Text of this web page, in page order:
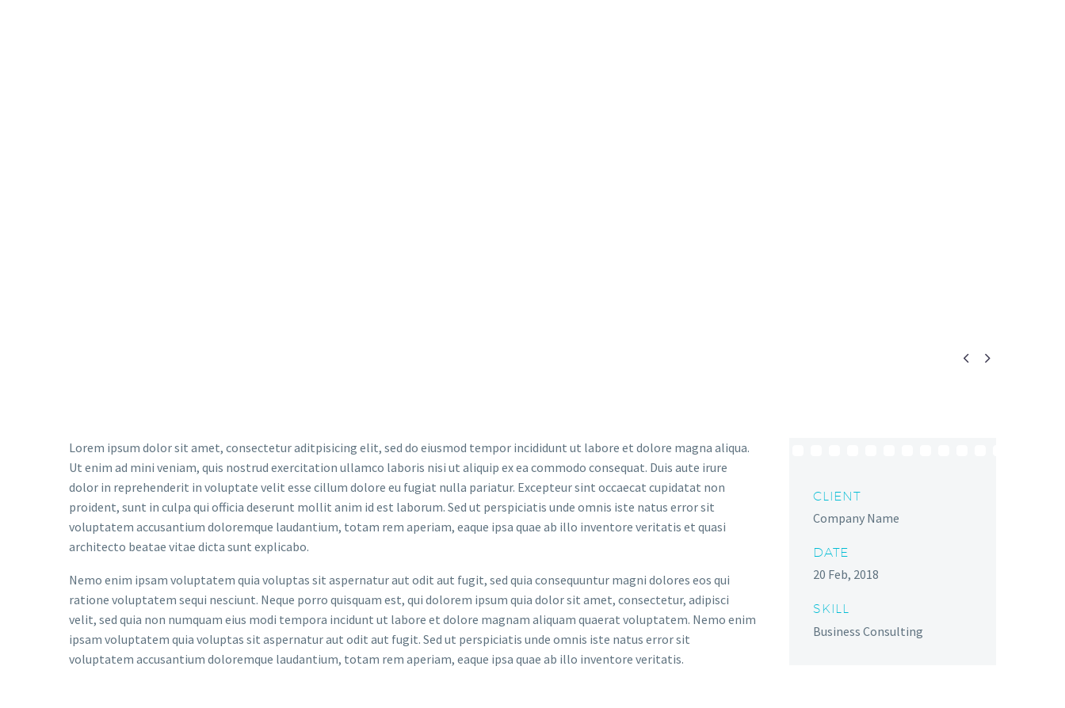
 
Lorem ipsum dolor sit amet, consectetur aditpisicing elit, sed do eiusmod tempor incididunt ut labore et dolore magna aliqua.
Ut enim ad mini veniam, quis nostrud exercitation ullamco laboris nisi ut aliquip ex ea commodo consequat. Duis aute irure
dolor in reprehenderit in voluptate velit esse cillum dolore eu fugiat nulla pariatur. Excepteur sint occaecat cupidatat non
proident, sunt in culpa qui officia deserunt mollit anim id est laborum. Sed ut perspiciatis unde omnis iste natus error sit
voluptatem accusantium doloremque laudantium, totam rem aperiam, eaque ipsa quae ab illo inventore veritatis et quasi
architecto beatae vitae dicta sunt explicabo.
Nemo enim ipsam voluptatem quia voluptas sit aspernatur aut odit aut fugit, sed quia consequuntur magni dolores eos qui
ratione voluptatem sequi nesciunt. Neque porro quisquam est, qui dolorem ipsum quia dolor sit amet, consectetur, adipisci
velit, sed quia non numquam eius modi tempora incidunt ut labore et dolore magnam aliquam quaerat voluptatem. Nemo enim
ipsam voluptatem quia voluptas sit aspernatur aut odit aut fugit. Sed ut perspiciatis unde omnis iste natus error sit
voluptatem accusantium doloremque laudantium, totam rem aperiam, eaque ipsa quae ab illo inventore veritatis.
CLIENT
Company Name
DATE
20 Feb, 2018
SKILL
Business Consulting